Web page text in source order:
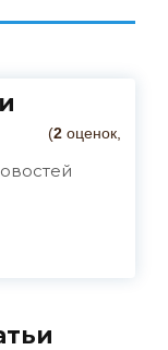
(2 оценок,